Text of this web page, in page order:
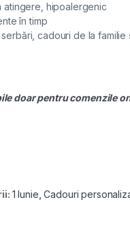
atingere, hipoalergenic
în timp
cadouri de la familie
doar pentru comenzile
1 Iunie,Cadouri